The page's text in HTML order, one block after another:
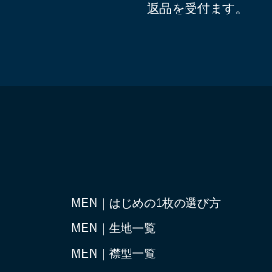
返品を受付ます。
MEN｜はじめの1枚の選び方
MEN｜生地一覧
MEN｜襟型一覧